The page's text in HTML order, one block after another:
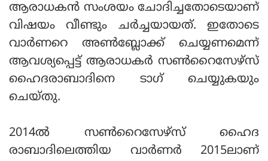
ആരാധകന്‍ സംശയം ചോദിച്ചതോടെയാണ്
വിഷയം വീണ്ടും ചര്‍ച്ചയായത്. ഇതോടെ
വാര്‍ണറെ അണ്‍ബ്ലോക്ക് ചെയ്യണമെന്ന്
ആവശ്യപ്പെട്ട് ആരാധകര്‍ സണ്‍റൈസേഴ്‌സ്
ഹൈദരാബാദിനെ ടാഗ് ചെയ്യുകയും
ചെയ്തു.
2014ല്‍ സണ്‍റൈസേഴ്‌സ് ഹൈദ
രാബാദിലെത്തിയ വാര്‍ണര്‍ 2015ലാണ്